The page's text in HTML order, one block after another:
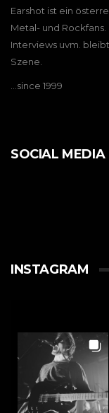
Earshot ist ein
Metal- und
Interviews uvm.
Szene.
…since 1999
SOCIAL MEDIA
INSTAGRAM